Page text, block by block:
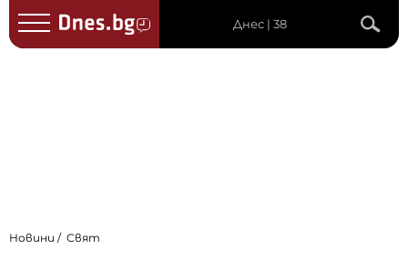
Днес | 38
Новини Свят